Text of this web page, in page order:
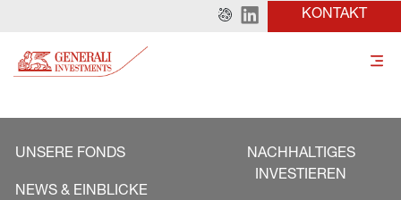
KONTAKT
UNSERE FONDS
NEWS & EINBLICKE
NACHHALTIGES
INVESTIEREN